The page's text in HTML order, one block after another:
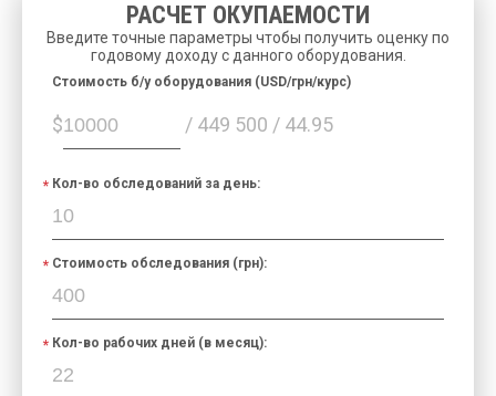
РАСЧЕТ ОКУПАЕМОСТИ
Введите точные параметры чтобы получить оценку по
годовому доходу с данного оборудования.
$ / 449 500 / 44.95
Cтоимость б/у оборудования (USD/грн/курс)
Кол-во обследований за день:
Стоимость обследования (грн):
Кол-во рабочих дней (в месяц):